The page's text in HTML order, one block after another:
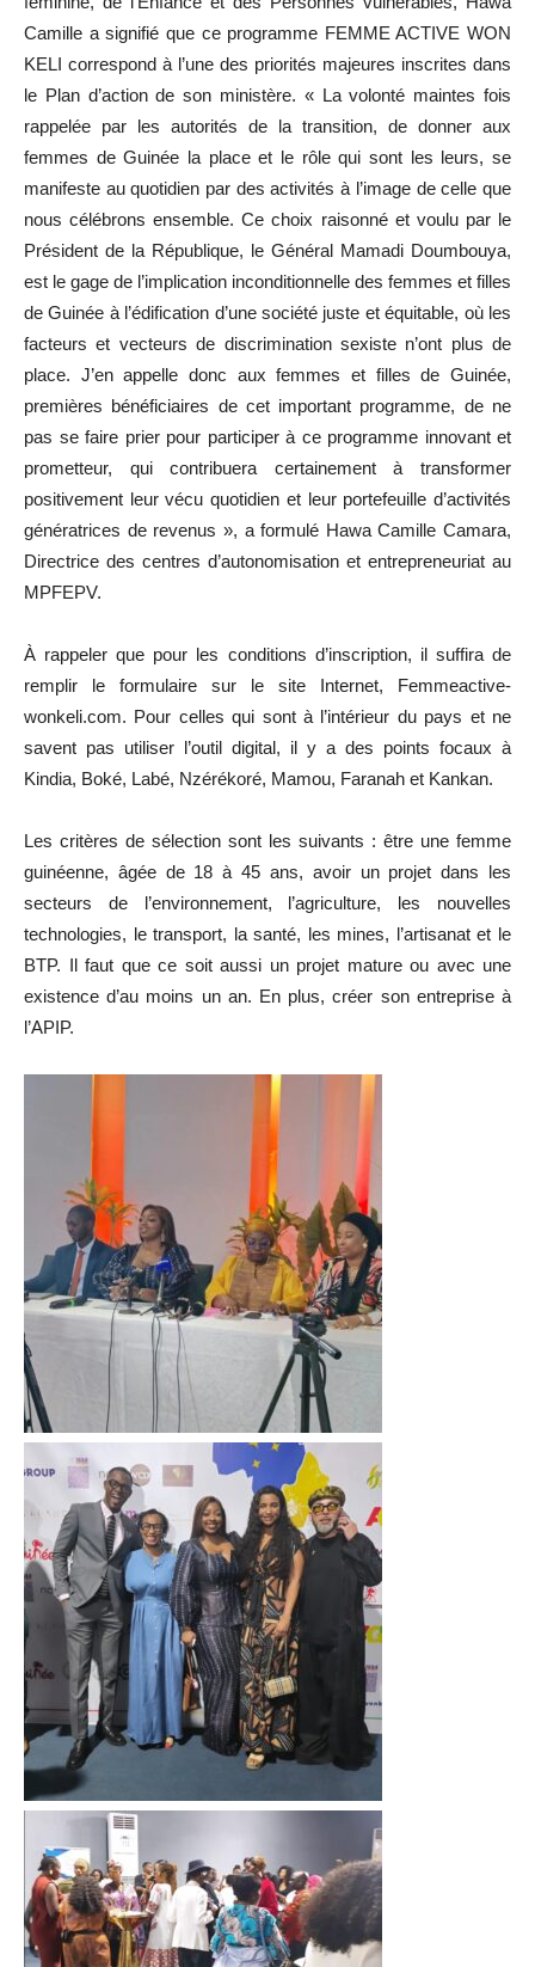
Camille a signifié que ce programme FEMME ACTIVE WON
KELI correspond à l’une des priorités majeures inscrites dans
le Plan d’action de son ministère. « La volonté maintes fois
rappelée par les autorités de la transition, de donner aux
femmes de Guinée la place et le rôle qui sont les leurs, se
manifeste au quotidien par des activités à l’image de celle que
nous célébrons ensemble. Ce choix raisonné et voulu par le
Président de la République, le Général Mamadi Doumbouya,
est le gage de l’implication inconditionnelle des femmes et filles
de Guinée à l’édification d’une société juste et équitable, où les
facteurs et vecteurs de discrimination sexiste n’ont plus de
place. J’en appelle donc aux femmes et filles de Guinée,
premières bénéficiaires de cet important programme, de ne
pas se faire prier pour participer à ce programme innovant et
prometteur, qui contribuera certainement à transformer
positivement leur vécu quotidien et leur portefeuille d’activités
génératrices de revenus », a formulé Hawa Camille Camara,
Directrice des centres d’autonomisation et entrepreneuriat au
MPFEPV.
À rappeler que pour les conditions d’inscription, il suffira de
remplir le formulaire sur le site Internet, Femmeactive-
wonkeli.com. Pour celles qui sont à l’intérieur du pays et ne
savent pas utiliser l’outil digital, il y a des points focaux à
Kindia, Boké, Labé, Nzérékoré, Mamou, Faranah et Kankan.
Les critères de sélection sont les suivants : être une femme
guinéenne, âgée de 18 à 45 ans, avoir un projet dans les
secteurs de l’environnement, l’agriculture, les nouvelles
technologies, le transport, la santé, les mines, l’artisanat et le
BTP. Il faut que ce soit aussi un projet mature ou avec une
existence d’au moins un an. En plus, créer son entreprise à
l’APIP.